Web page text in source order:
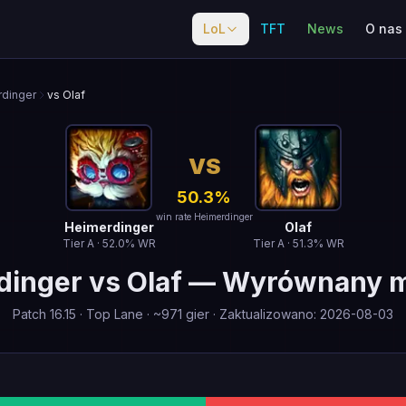
LoL TFT News O nas
vs Olaf
Heimerdinger
TierA· 52.0% WR
VS
50.3%
win rate Heimerdinger
Olaf
TierA· 51.3% WR
vs Olaf—Wyrównany
Patch 16.15 · Top Lane · ~971 gier · Zaktualizowano: 2026-08-03